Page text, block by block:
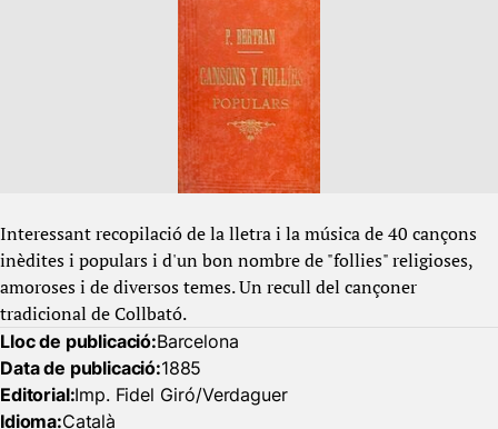
Interessant recopilació de la lletra i la música de 40 cançons
inèdites i populars i d'un bon nombre de "follies" religioses,
amoroses i de diversos temes. Un recull del cançoner
tradicional de Collbató.
Lloc de publicació:Barcelona
Data de publicació:1885
Editorial:Imp. Fidel Giró/Verdaguer
Idioma:Català